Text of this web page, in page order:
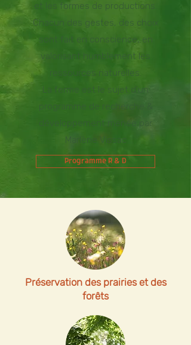
et les formes de productions.
Chacun des gestes, des choix
sont fait en conscience, en
valorisant humblement les
ressources naturelles.
La ferme est le sujet d'un
développement menée par
Marlène Vissac
Programme R & D
Préservation des prairies et des
forêts